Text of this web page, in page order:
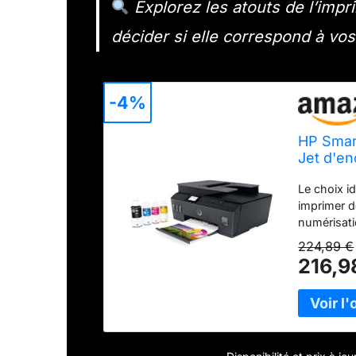
Explorez les atouts de
décider si elle correspond à
HP
Jet
Wifi)
Le choix
imprimer
la maison
d'encre
vous
224,89 €
-4%